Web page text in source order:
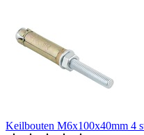
Keilbouten M6x100x40mm 4